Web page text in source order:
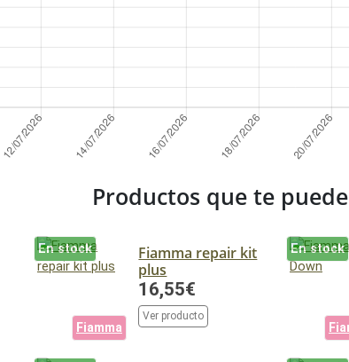
Productos que te
En stock
Fiamma
Fiamma repair kit
plus
16,55€
Ver producto
En stock